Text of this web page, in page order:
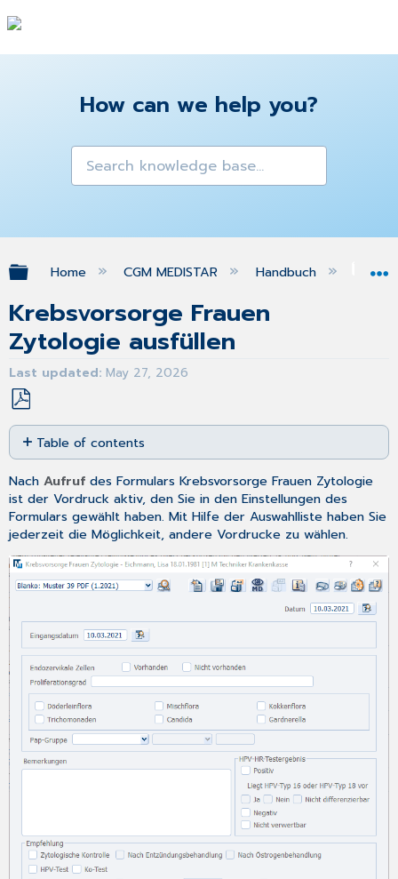
How can we help you?
Expand/collapse global hierarchy
Home CGM MEDISTAR Handbuch
Krebsvorsorge Frauen
Zytologie ausfüllen
Last updated May 27, 2026
Save
as
PDF
Table of contents
No
headers
NachAufruf des Formulars Krebsvorsorge Frauen Zytologie
ist der Vordruck aktiv, den Sie in denEinstellungen des
Formulars gewählt haben. Mit Hilfe der Auswahlliste haben Sie
jederzeit die Möglichkeit, andere Vordrucke zu wählen.